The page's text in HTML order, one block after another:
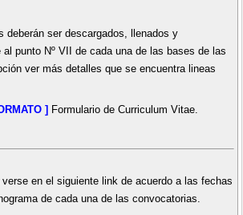
deberán ser descargados, llenados y
punto Nº VII de cada una de las bases de las
ver más detalles que se encuentra lineas
]Formulario de Curriculum Vitae.
en el siguiente link de acuerdo a las fechas
de cada una de las convocatorias.